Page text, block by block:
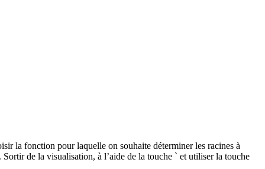
la fonction pour laquelle on souhaite déterminer les racines à
de la visualisation, à l’aide de la touche ` et utiliser la touche